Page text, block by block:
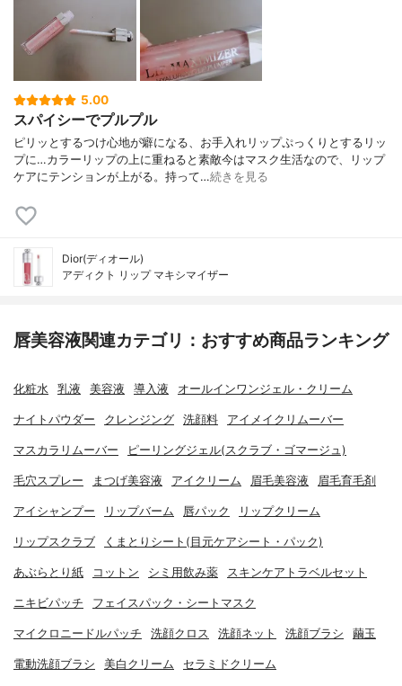
5.00
スパイシーでプルプル
ピリッとするつけ心地が癖になる、お手入れリップぷっくりとするリッ
プに…カラーリップの上に重ねると素敵今はマスク生活なので、リップ
ケアにテンションが上がる。持って…続きを見る
Dior(ディオール)
アディクト リップ マキシマイザー
唇美容液関連カテゴリ：おすすめ商品ランキング
化粧水 乳液 美容液 導入液 オールインワンジェル・クリーム
ナイトパウダー クレンジング 洗顔料 アイメイクリムーバー
マスカラリムーバー ピーリングジェル(スクラブ・ゴマージュ)
毛穴スプレー まつげ美容液 アイクリーム 眉毛美容液 眉毛育毛剤
アイシャンプー リップバーム 唇パック リップクリーム
リップスクラブ くまとりシート(目元ケアシート・パック)
あぶらとり紙 コットン シミ用飲み薬 スキンケアトラベルセット
ニキビパッチ フェイスパック・シートマスク
マイクロニードルパッチ 洗顔クロス 洗顔ネット 洗顔ブラシ 繭玉
電動洗顔ブラシ 美白クリーム セラミドクリーム